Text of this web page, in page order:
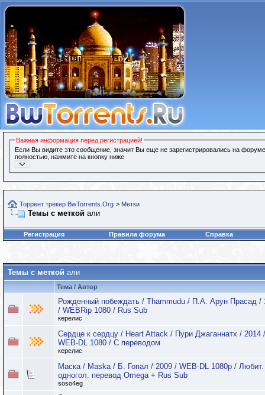
Важная информация перед регистрацией!
Если Вы видите это сообщение, значит Вы еще не зарегистрировались на
полностью, нажмите на кнопку ниже
Торрент трекер BwTorrents.Org > Метки
Темы с меткой али
Регистрация Правила форума Справка
Темы с меткой али
Тема / Автор
Рожденный побеждать / Thammudu / П.А. Арун Прасад /
/ WEBRip 1080 / Rus Sub
керелис
Сердце к сердцу / Heart Attack / Пури Джаганнатх / 2014 /
WEB-DL 1080 / С переводом
керелис
Маска / Maska / Б. Гопал / 2009 / WEB-DL 1080p / Любит.
одногол. перевод Omega + Rus Sub
soso4eg